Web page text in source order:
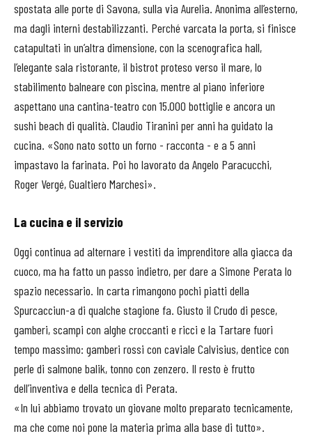
spostata alle porte di Savona, sulla via Aurelia. Anonima all’esterno,
ma dagli interni destabilizzanti. Perché varcata la porta, si finisce
catapultati in un’altra dimensione, con la scenografica hall,
l’elegante sala ristorante, il bistrot proteso verso il mare, lo
stabilimento balneare con piscina, mentre al piano inferiore
aspettano una cantina-teatro con 15.000 bottiglie e ancora un
sushi beach di qualità. Claudio Tiranini per anni ha guidato la
cucina. «Sono nato sotto un forno - racconta - e a 5 anni
impastavo la farinata. Poi ho lavorato da Angelo Paracucchi,
Roger Vergé, Gualtiero Marchesi».
La cucina e il servizio
Oggi continua ad alternare i vestiti da imprenditore alla giacca da
cuoco, ma ha fatto un passo indietro, per dare a Simone Perata lo
spazio necessario. In carta rimangono pochi piatti della
Spurcacciun-a di qualche stagione fa. Giusto il Crudo di pesce,
gamberi, scampi con alghe croccanti e ricci e la Tartare fuori
tempo massimo: gamberi rossi con caviale Calvisius, dentice con
perle di salmone balik, tonno con zenzero. Il resto è frutto
dell’inventiva e della tecnica di Perata.
«In lui abbiamo trovato un giovane molto preparato tecnicamente,
ma che come noi pone la materia prima alla base di tutto».